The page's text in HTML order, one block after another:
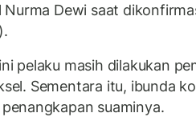
Dewi saat
pelaku masih dilakukan
Sementara itu, ibunda
suaminya.